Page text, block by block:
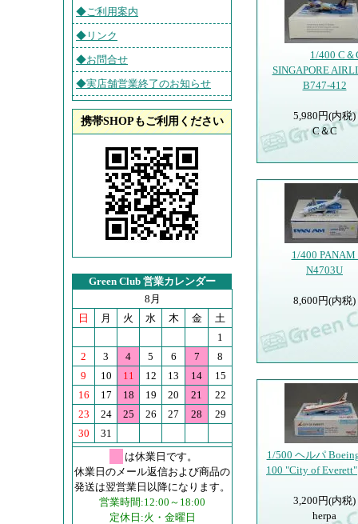
◆ご利用案内
◆リンク
◆お問合せ
◆実店舗営業終了のお知らせ
携帯SHOPもご利用ください
Green Club 営業カレンダー
8月
日
月 火 水 木 金
土
1
2
3 4 5 6 7
8
9
10 11 12 13 14
15
16
17 18 19 20 21
22
23
24 25 26 27 28
29
30
31
は休業日です。
休業日のメール返信および商品の
発送は翌営業日以降になります。
営業時間:12:00～18:00
定休日:火・金曜日
1/400 C＆
SINGAPORE
B747-412
5,980円(内税)
C＆C
1/400 PANAM
N4703U
8,600円(内税)
1/500 ヘルパ
100 "City of Everett"
3,200円(内税)
herpa